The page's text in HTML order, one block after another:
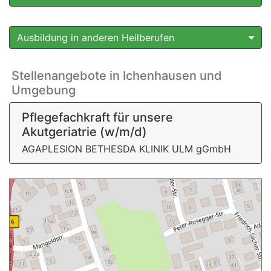
Ausbildung in anderen Heilberufen
Stellenangebote in Ichenhausen und
Umgebung
Pflegefachkraft für unsere
Akutgeriatrie (w/m/d)
AGAPLESION BETHESDA KLINIK ULM gGmbH